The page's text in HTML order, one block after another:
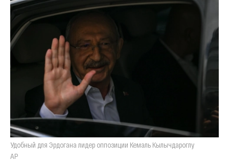
Удобный для Эрдогана лидер оппозиции Кемаль Кылычдароглу
AP